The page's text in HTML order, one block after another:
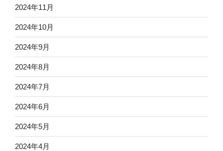
2024年11月
2024年10月
2024年9月
2024年8月
2024年7月
2024年6月
2024年5月
2024年4月